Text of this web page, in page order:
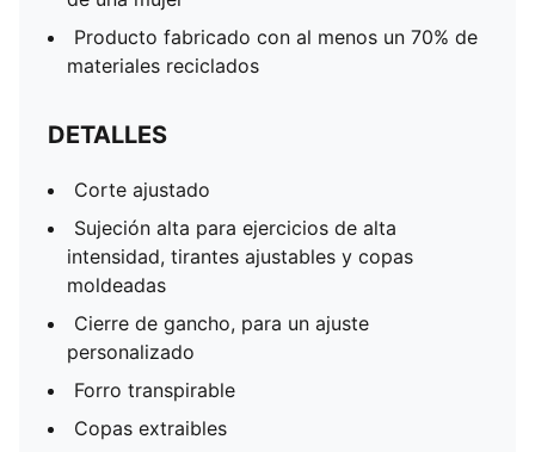
Producto fabricado con al menos un 70% de
materiales reciclados
DETALLES
Corte ajustado
Sujeción alta para ejercicios de alta
intensidad, tirantes ajustables y copas
moldeadas
Cierre de gancho, para un ajuste
personalizado
Forro transpirable
Copas extraibles